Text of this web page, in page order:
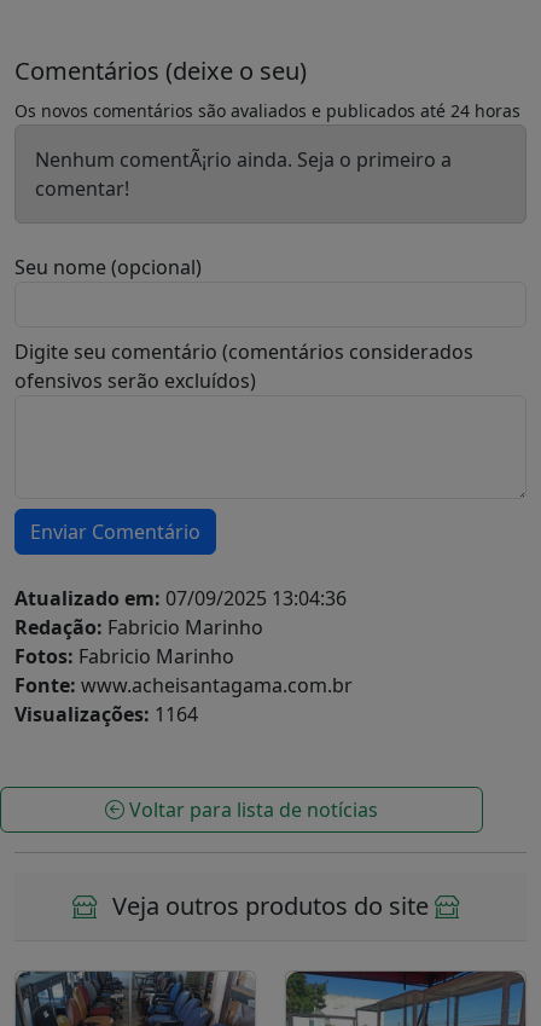
Comentários (deixe o seu)
Os novos comentários são avaliados e publicados até 24 horas
Nenhum comentÃ¡rio ainda. Seja o primeiro a
comentar!
Seu nome (opcional)
Digite seu comentário (comentários considerados
ofensivos serão excluídos)
Enviar Comentário
Atualizado em: 07/09/2025 13:04:36
Redação: Fabricio Marinho
Fotos: Fabricio Marinho
Fonte: www.acheisantagama.com.br
Visualizações: 1164
Voltar para lista de notícias
Veja outros produtos do site